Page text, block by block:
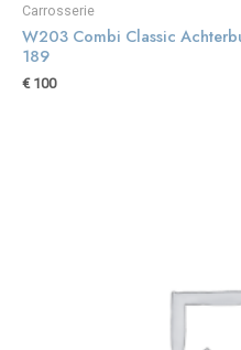
Carrosserie
W203 Combi Classic
189
€100